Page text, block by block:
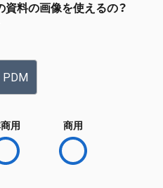
資料の画像を使えるの？
PDM
用 商用